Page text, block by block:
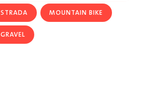
STRADA MOUNTAIN BIKE
GRAVEL